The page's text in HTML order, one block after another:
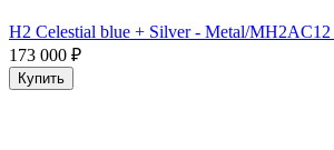
H2 Celestial blue + Silver - Metal/
173 000 ₽
Купить